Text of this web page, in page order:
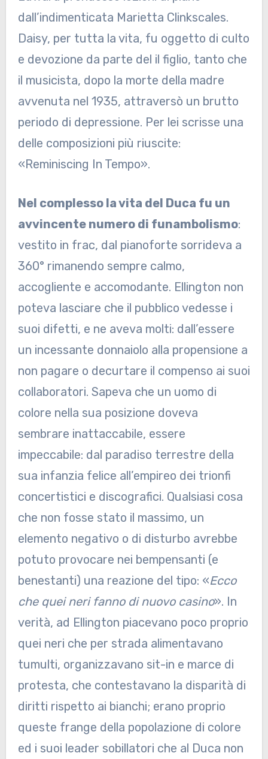
dall’indimenticata Marietta Clinkscales.
Daisy, per tutta la vita, fu oggetto di culto
e devozione da parte del il figlio, tanto che
il musicista, dopo la morte della madre
avvenuta nel 1935, attraversò un brutto
periodo di depressione. Per lei scrisse una
delle composizioni più riuscite:
«Reminiscing In Tempo».
Nel complesso la vita del Duca fu un
avvincente numero di funambolismo:
vestito in frac, dal pianoforte sorrideva a
360° rimanendo sempre calmo,
accogliente e accomodante. Ellington non
poteva lasciare che il pubblico vedesse i
suoi difetti, e ne aveva molti: dall’essere
un incessante donnaiolo alla propensione a
non pagare o decurtare il compenso ai suoi
collaboratori. Sapeva che un uomo di
colore nella sua posizione doveva
sembrare inattaccabile, essere
impeccabile: dal paradiso terrestre della
sua infanzia felice all’empireo dei trionfi
concertistici e discografici. Qualsiasi cosa
che non fosse stato il massimo, un
elemento negativo o di disturbo avrebbe
potuto provocare nei bempensanti (e
benestanti) una reazione del tipo: «Ecco
che quei neri fanno di nuovo casino». In
verità, ad Ellington piacevano poco proprio
quei neri che per strada alimentavano
tumulti, organizzavano sit-in e marce di
protesta, che contestavano la disparità di
diritti rispetto ai bianchi; erano proprio
queste frange della popolazione di colore
ed i suoi leader sobillatori che al Duca non